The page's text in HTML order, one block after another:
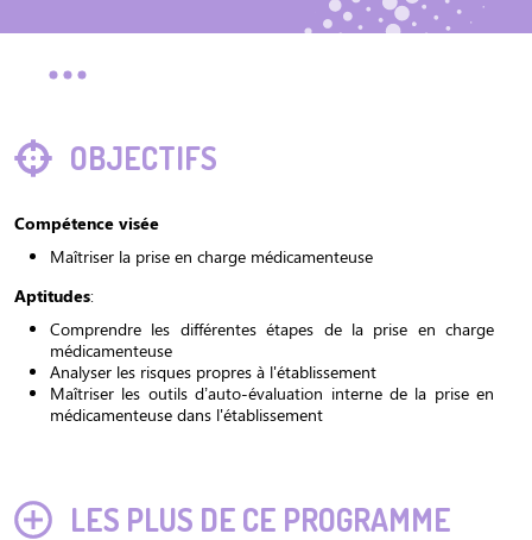
OBJECTIFS
Compétence visée
Maîtriser la prise en charge médicamenteuse
Aptitudes:
Comprendre les différentes étapes de la prise en charge
médicamenteuse
Analyser les risques propres à l'établissement
Maîtriser les outils d’auto-évaluation interne de la prise en
médicamenteuse dans l'établissement
LES PLUS DE CE PROGRAMME